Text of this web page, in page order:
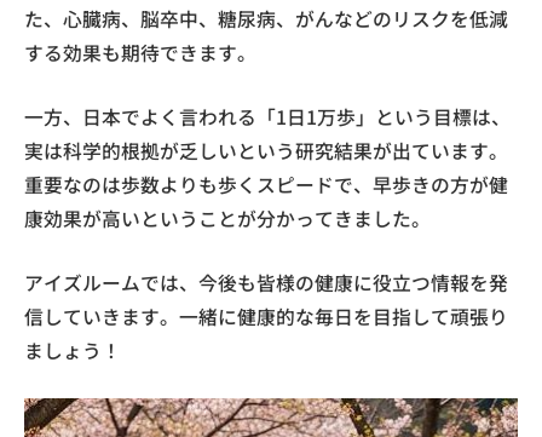
た、心臓病、脳卒中、糖尿病、がんなどのリスクを低減
する効果も期待できます。
一方、日本でよく言われる「1日1万歩」という目標は、
実は科学的根拠が乏しいという研究結果が出ています。
重要なのは歩数よりも歩くスピードで、早歩きの方が健
康効果が高いということが分かってきました。
アイズルームでは、今後も皆様の健康に役立つ情報を発
信していきます。一緒に健康的な毎日を目指して頑張り
ましょう！